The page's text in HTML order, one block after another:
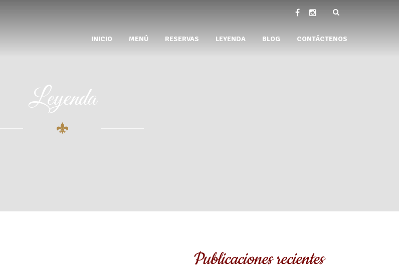
INICIO MENÚ RESERVAS LEYENDA BLOG CONTÁCTENOS
Leyenda
Publicaciones recientes